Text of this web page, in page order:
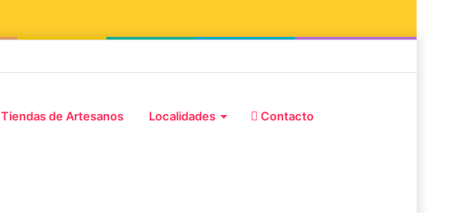
Tiendas de Artesanos Localidades Contacto